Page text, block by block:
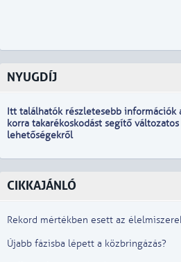
NYUGDÍJ
Itt találhatók részletesebb információk
korra takarékoskodást segítő változatos
lehetőségekről
CIKKAJÁNLÓ
Rekord mértékben esett az
Újabb fázisba lépett a közbringázás?